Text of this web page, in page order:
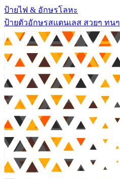
ป้ายไฟ & อักษรโลหะ
ป้ายตัวอักษรสแตนเลส สวยๆ ทนๆ